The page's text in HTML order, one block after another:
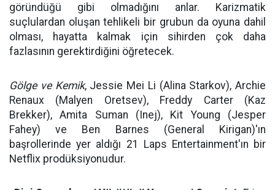
göründüğü gibi olmadığını anlar. Karizmatik
suçlulardan oluşan tehlikeli bir grubun da oyuna dahil
olması, hayatta kalmak için sihirden çok daha
fazlasının gerektirdiğini öğretecek.
Gölge ve Kemik, Jessie Mei Li (Alina Starkov), Archie
Renaux (Malyen Oretsev), Freddy Carter (Kaz
Brekker), Amita Suman (Inej), Kit Young (Jesper
Fahey) ve Ben Barnes (General Kirigan)'ın
başrollerinde yer aldığı 21 Laps Entertainment'ın bir
Netflix prodüksiyonudur.